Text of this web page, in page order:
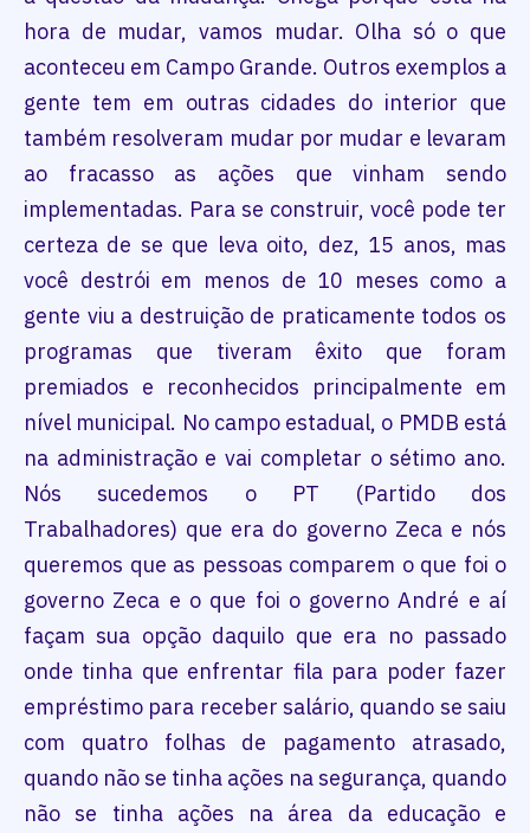
hora de mudar, vamos mudar. Olha só o que
aconteceu em Campo Grande. Outros exemplos a
gente tem em outras cidades do interior que
também resolveram mudar por mudar e levaram
ao fracasso as ações que vinham sendo
implementadas. Para se construir, você pode ter
certeza de se que leva oito, dez, 15 anos, mas
você destrói em menos de 10 meses como a
gente viu a destruição de praticamente todos os
programas que tiveram êxito que foram
premiados e reconhecidos principalmente em
nível municipal. No campo estadual, o PMDB está
na administração e vai completar o sétimo ano.
Nós sucedemos o PT (Partido dos
Trabalhadores) que era do governo Zeca e nós
queremos que as pessoas comparem o que foi o
governo Zeca e o que foi o governo André e aí
façam sua opção daquilo que era no passado
onde tinha que enfrentar fila para poder fazer
empréstimo para receber salário, quando se saiu
com quatro folhas de pagamento atrasado,
quando não se tinha ações na segurança, quando
não se tinha ações na área da educação e